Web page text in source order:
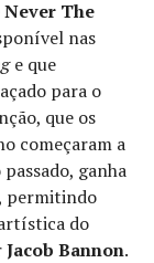
Never The
nas
e que
para o
que os
começaram a
ganha
permitindo
do
Jacob Bannon.